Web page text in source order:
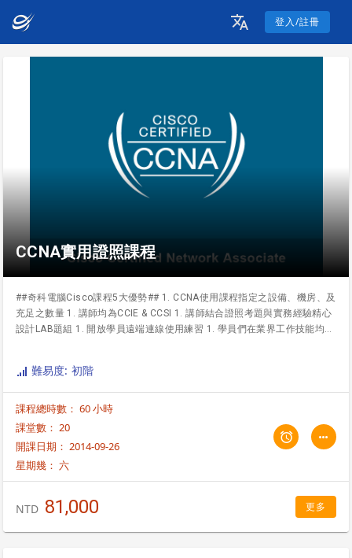
登入/註冊
CCNA實用證照課程
##奇科電腦Cisco課程5大優勢## 1. CCNA使用課程指定之設備、機房、及
充足之數量 1. 講師均為CCIE & CCSI 1. 講師結合證照考題與實務經驗精心
設計LAB題組 1. 開放學員遠端連線使用練習 1. 學員們在業界工作技能均受
難易度: 初階
課程總時數： 60 小時
課堂數： 20
開課日期： 2014-09-26
星期幾： 六
NTD 81,000 更多